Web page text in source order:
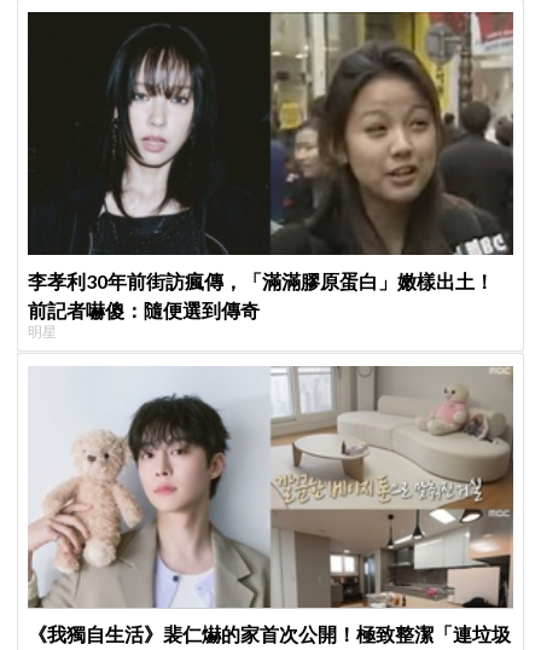
李孝利30年前街訪瘋傳，「滿滿膠原蛋白」嫩樣出土！
前記者嚇傻：隨便選到傳奇
明星
《我獨自生活》裴仁爀的家首次公開！極致整潔「連垃圾